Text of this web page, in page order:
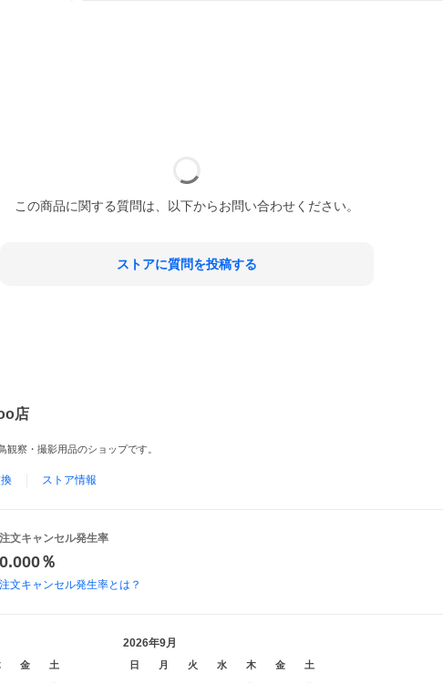
この商品に関する質問は、以下からお問い合わせください。
ストアに質問を投稿する
店
察・撮影用品のショップです。
ストア情報
注文キャンセル発生率
0.000％
注文キャンセル発生率とは？
金 土
2026年9月
日 月 火 水 木 金 土